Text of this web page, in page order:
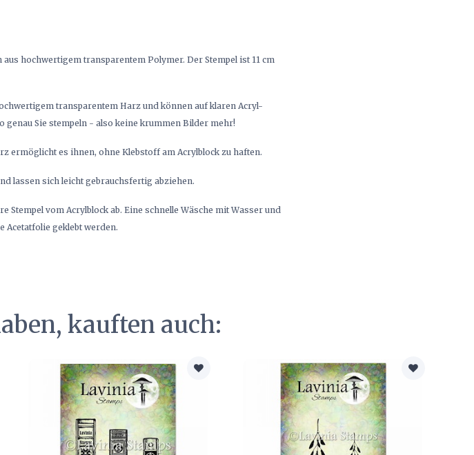
hochwertigem transparentem Polymer. Der Stempel ist 11 cm
transparentem Harz und können auf klaren Acryl-
genau Sie stempeln - also keine krummen Bilder mehr!
ermöglicht es ihnen, ohne Klebstoff am Acrylblock zu haften.
lassen sich leicht gebrauchsfertig abziehen.
Stempel vom Acrylblock ab. Eine schnelle Wäsche mit Wasser und
Acetatfolie geklebt werden.
kauften auch: